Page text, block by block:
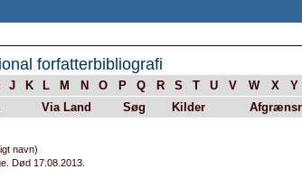
forfatterbibliografi
J K L M N O P Q R S T U V W X Y
Via Land Søg Kilder
navn)
Død 17.08.2013.